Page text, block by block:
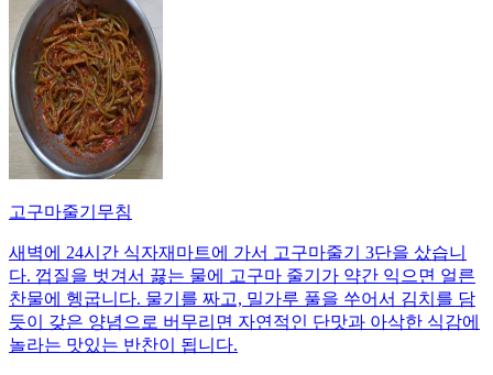
고구마줄기무침
새벽에 24시간 식자재마트에 가서 고구마줄기 3단을 샀습니
다. 껍질을 벗겨서 끓는 물에 고구마 줄기가 약간 익으면 얼른
찬물에 헹굽니다. 물기를 짜고, 밀가루 풀을 쑤어서 김치를 담
듯이 갖은 양념으로 버무리면 자연적인 단맛과 아삭한 식감에
놀라는 맛있는 반찬이 됩니다.